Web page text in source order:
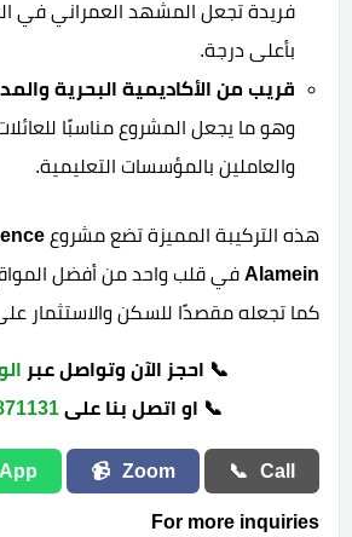
فريدة تجعل المشهد العمراني في
بأعلى درجة.
قريب من الأكاديمية البحرية
وهو ما يجعل المشروع مناسبًا
والعاملين بالمؤسسات التعليمية.
هذه التركيبة المميزة تضع مشروع
Alamein في قلب واحد من أفضل
كما تجعله مقصدًا للسكن والاستثمار
📞 احجز الآن وتواصل عبر
📞 او اتصل بنا على
📹 Zoom 📞 Call
For more inquiries